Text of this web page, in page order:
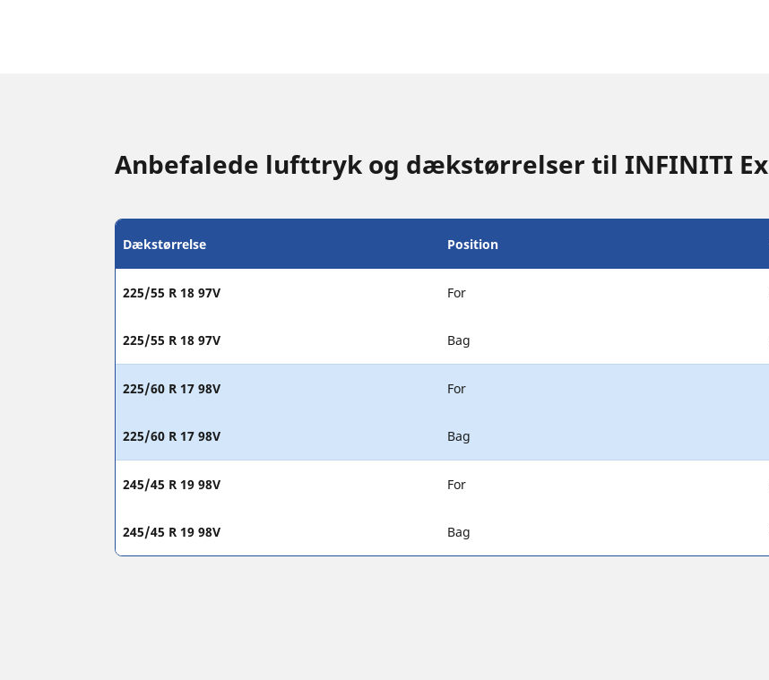
Anbefalede lufttryk og dækstørrelser til INFINITI Ex
Dækstørrelse Position
225/55 R 18 97V For
225/55 R 18 97V Bag
225/60 R 17 98V For
225/60 R 17 98V Bag
245/45 R 19 98V For
245/45 R 19 98V Bag